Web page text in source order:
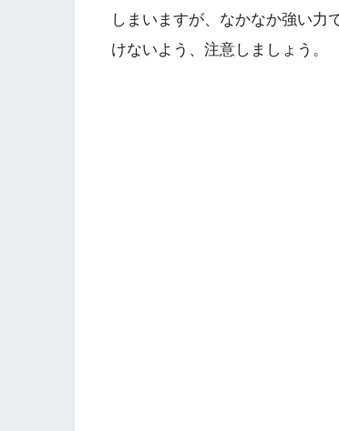
しまいますが、なかなか強い力
けないよう、注意しましょう。